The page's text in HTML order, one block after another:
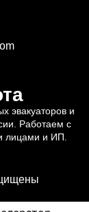
эвакуаторов и
Работаем с
лицами и ИП.